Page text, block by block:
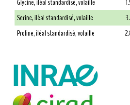
Glycine, iléal standardisé, volaille
Serine, iléal standardisé, volaille
Proline, iléal standardisé, volaille